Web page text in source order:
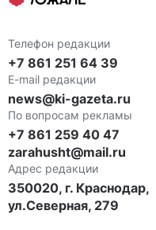
Телефон редакции
+7 861 251 64 39
E-mail редакции
news@ki-gazeta.ru
По вопросам рекламы
+7 861 259 40 47
zarahusht@mail.ru
Адрес редакции
350020, г. Краснодар,
ул.Северная, 279